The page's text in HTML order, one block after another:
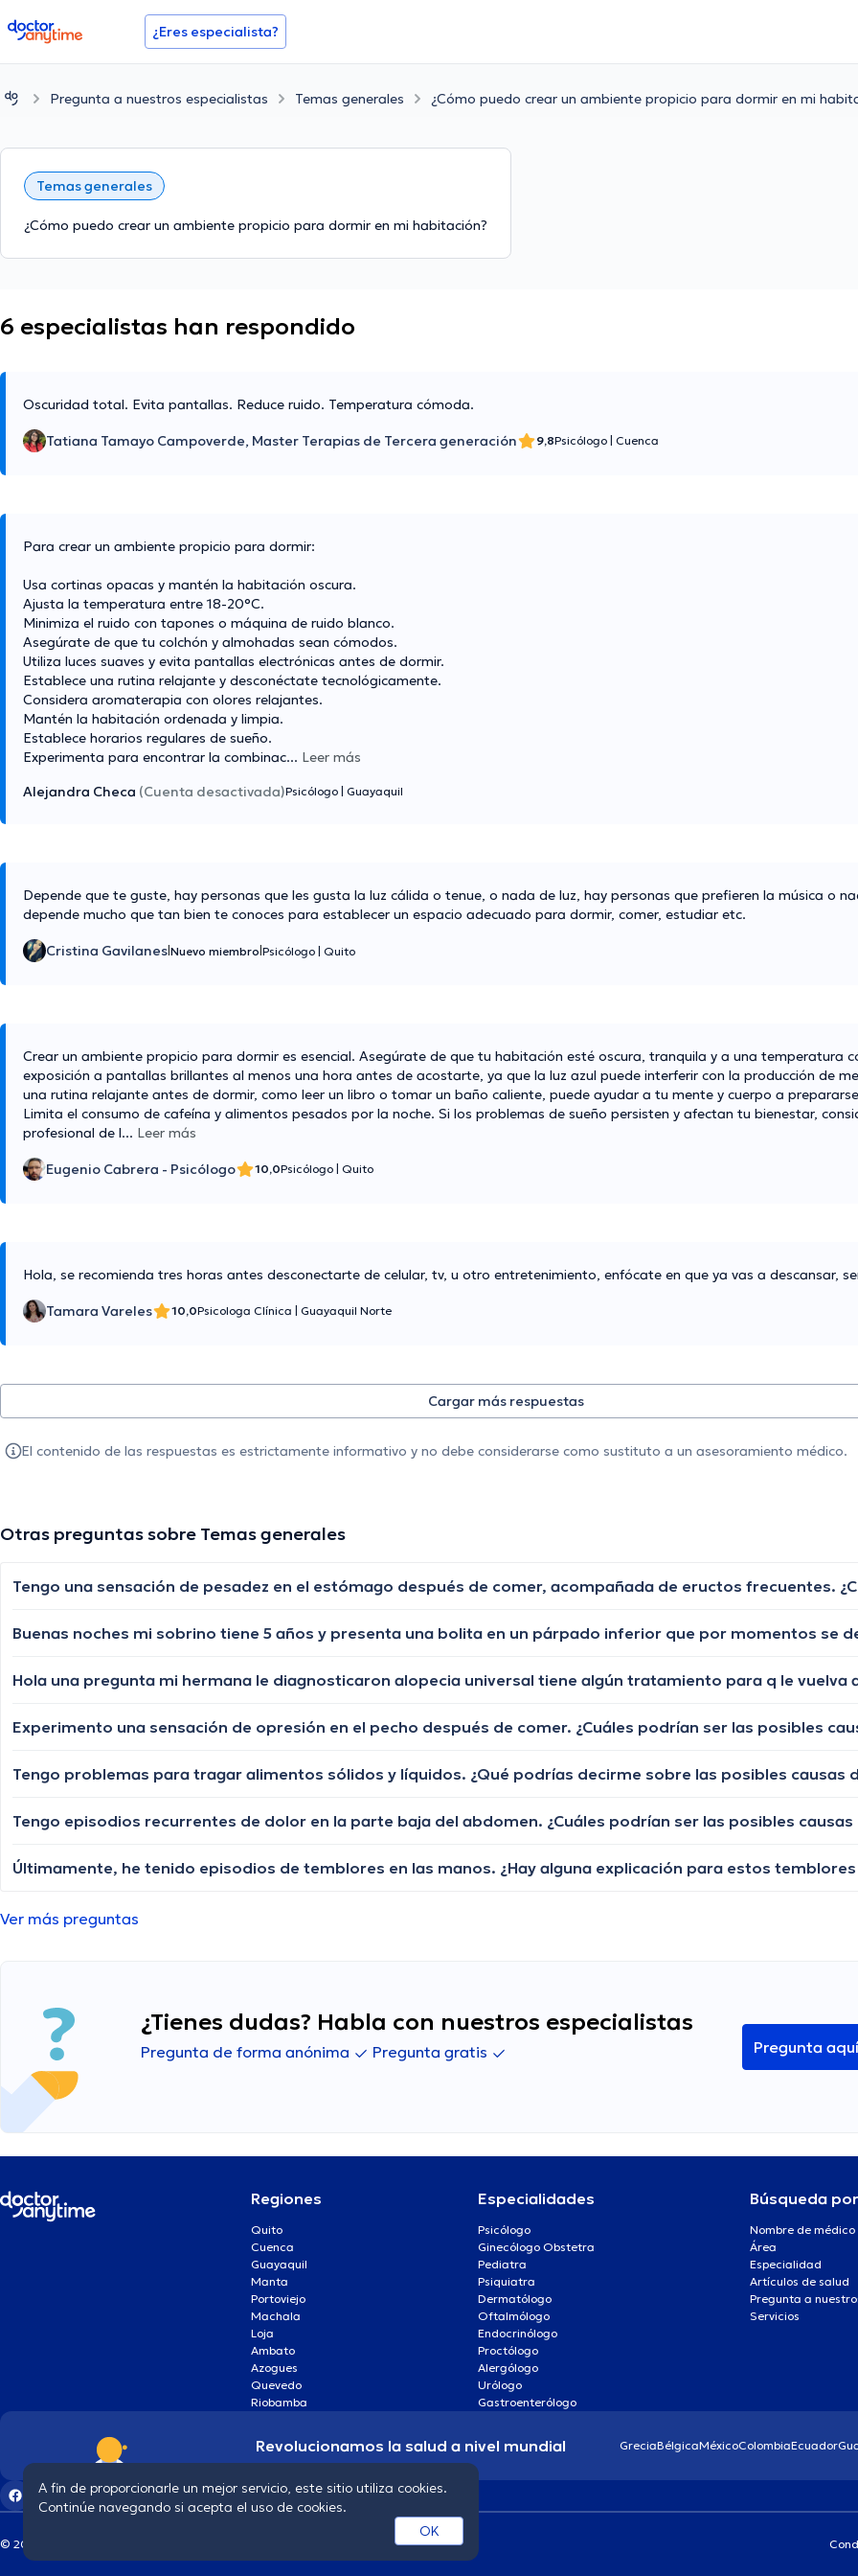
doctoranytime ¿Eres especialista?
Pregunta a nuestros especialistas Temas generales ¿Cómo puedo crear un ambiente propicio para dormir en mi
Temas generales
¿Cómo puedo crear un ambiente propicio para dormir en mi habitación?
6 especialistas han respondido
Oscuridad total. Evita pantallas. Reduce ruido. Temperatura cómoda.
Tatiana Tamayo Campoverde, Master Terapias de Tercera generación 9,8Psicólogo Cuenca
Para crear un ambiente propicio para dormir:
Usa cortinas opacas y mantén la habitación oscura.
Ajusta la temperatura entre 18-20°C.
Minimiza el ruido con tapones o máquina de ruido blanco.
Asegúrate de que tu colchón y almohadas sean cómodos.
Utiliza luces suaves y evita pantallas electrónicas antes de dormir.
Establece una rutina relajante y desconéctate tecnológicamente.
Considera aromaterapia con olores relajantes.
Mantén la habitación ordenada y limpia.
Establece horarios regulares de sueño.
Experimenta para encontrar la combinac... Leer más
Alejandra Checa (Cuenta desactivada)Psicólogo Guayaquil
Depende que te guste, hay personas que les gusta la luz cálida o tenue, o nada de luz, hay personas que prefieren la música o
depende mucho que tan bien te conoces para establecer un espacio adecuado para dormir, comer, estudiar etc.
Cristina Gavilanes Nuevo miembro Psicólogo Quito
Crear un ambiente propicio para dormir es esencial. Asegúrate de que tu habitación esté oscura, tranquila y a una temperatura
exposición a pantallas brillantes al menos una hora antes de acostarte, ya que la luz azul puede interferir con la producción de
una rutina relajante antes de dormir, como leer un libro o tomar un baño caliente, puede ayudar a tu mente y cuerpo a
Limita el consumo de cafeína y alimentos pesados por la noche. Si los problemas de sueño persisten y afectan tu bienestar,
profesional de l... Leer más
Eugenio Cabrera - Psicólogo 10,0Psicólogo Quito
Hola, se recomienda tres horas antes desconectarte de celular, tv, u otro entretenimiento, enfócate en que ya vas a descansar,
Tamara Vareles 10,0Psicologa Clínica Guayaquil Norte
Cargar más respuestas
El contenido de las respuestas es estrictamente informativo y no debe considerarse como sustituto a un asesoramiento médico.
Otras preguntas sobre Temas generales
Ver más preguntas
¿Tienes dudas? Habla con nuestros especialistas
Pregunta de forma anónima Pregunta gratis Pregunta aquí
Regiones
Quito
Cuenca
Guayaquil
Manta
Portoviejo
Machala
Loja
Ambato
Azogues
Quevedo
Riobamba
Especialidades
Psicólogo
Ginecólogo Obstetra
Pediatra
Psiquiatra
Dermatólogo
Oftalmólogo
Endocrinólogo
Proctólogo
Alergólogo
Urólogo
Gastroenterólogo
Búsqueda por
Nombre de médico
Área
Especialidad
Artículos de salud
Pregunta a
Servicios
Revolucionamos la salud a nivel mundial GreciaBélgicaMéxicoColombiaEcuador
© 2026 doctoranytime
A fin de proporcionarle un mejor servicio, este sitio utiliza cookies.
Continúe navegando si acepta el uso de cookies.
OK